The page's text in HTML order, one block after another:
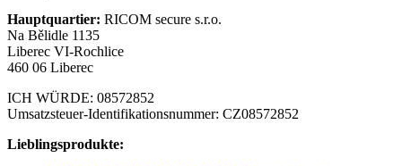
Hauptquartier: RICOM secure s.r.o.
Na Bělidle 1135
Liberec VI-Rochlice
460 06 Liberec
ICH WÜRDE: 08572852
Umsatzsteuer-Identifikationsnummer: CZ08572852
Lieblingsprodukte: